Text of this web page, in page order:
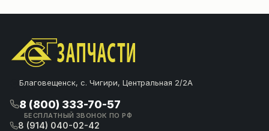
Благовещенск, с. Чигири, Центральная 2/2А
8 (800) 333-70-57
БЕСПЛАТНЫЙ ЗВОНОК ПО РФ
8 (914) 040-02-42